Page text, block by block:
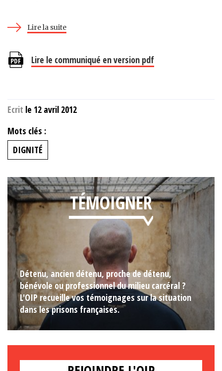
Lire la suite
Lire le communiqué en version pdf
Ecrit le 12 avril 2012
Mots clés :
DIGNITÉ
TÉMOIGNER
Détenu, ancien détenu, proche de détenu,
bénévole ou professionnel du milieu carcéral ?
L'OIP recueille vos témoignages sur la situation
dans les prisons françaises.